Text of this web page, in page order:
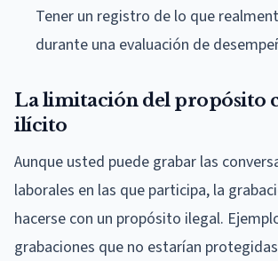
Tener un registro de lo que
durante una evaluación de
La limitación del propósito
ilícito
Aunque usted puede grabar las
laborales en las que participa, la
hacerse con un propósito ilegal.
grabaciones que no estarían